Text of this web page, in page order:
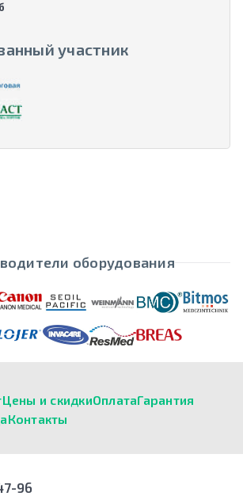
участник
оборудования
Цены и скидкиОплатаГарантия
Контакты
96